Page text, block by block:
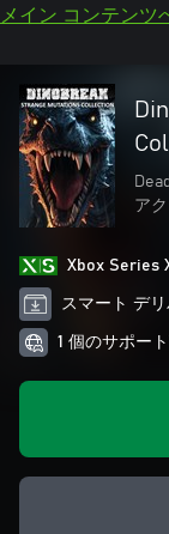
メイン コンテンツ
ア
Xbox Series
スマート デ
1 個のサポー